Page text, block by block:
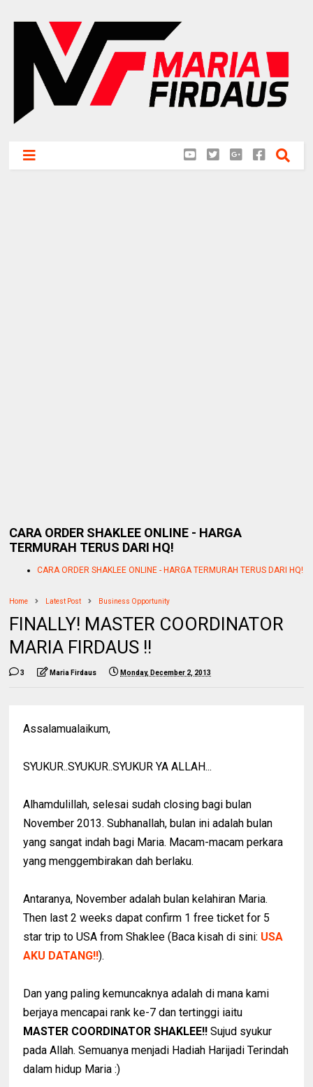
CARA ORDER SHAKLEE ONLINE - HARGA
TERMURAH TERUS DARI HQ!
CARA ORDER SHAKLEE ONLINE - HARGA TERMURAH TERUS DARI HQ!
Home Latest Post Business Opportunity
FINALLY! MASTER COORDINATOR
MARIA FIRDAUS !!
3 Maria Firdaus Monday, December 2, 2013
Assalamualaikum,
SYUKUR..SYUKUR..SYUKUR YA ALLAH...
Alhamdulillah, selesai sudah closing bagi bulan
November 2013. Subhanallah, bulan ini adalah bulan
yang sangat indah bagi Maria. Macam-macam perkara
yang menggembirakan dah berlaku.
Antaranya, November adalah bulan kelahiran Maria.
Then last 2 weeks dapat confirm 1 free ticket for 5
star trip to USA from Shaklee (Baca kisah di sini: USA
AKU DATANG!!).
Dan yang paling kemuncaknya adalah di mana kami
berjaya mencapai rank ke-7 dan tertinggi iaitu
MASTER COORDINATOR SHAKLEE!!Sujud syukur
pada Allah. Semuanya menjadi Hadiah Harijadi Terindah
dalam hidup Maria :)